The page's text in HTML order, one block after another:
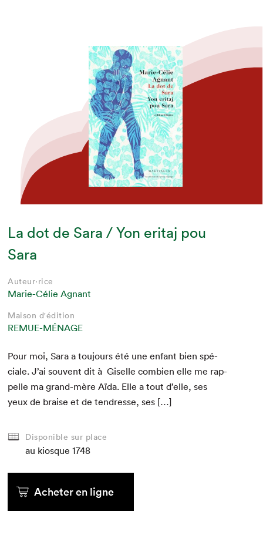
La dot de Sara / Yon eritaj pou
Sara
Auteur·rice
Marie-Célie Agnant
Maison d'édition
REMUE-MÉNAGE
Pour moi, Sara a tou­jours été une enfant bien spé­
ciale. J’ai sou­vent dit à Giselle com­bi­en elle me rap­
pelle ma grand-mère Aïda. Elle a tout d’elle, ses
yeux de braise et de ten­dresse, ses […]
Disponible sur place
au kiosque 1748
Acheter en ligne